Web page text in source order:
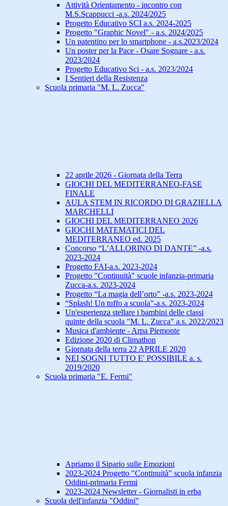
Attività Orientamento - incontro con
M.S.Scappucci -a.s. 2024/2025
Progetto Educativo SCI a.s. 2024-2025
Progetto "Graphic Novel" - a.s. 2024/2025
Un patentino per lo smartphone - a.s.2023/2024
Un poster per la Pace - Osare Sognare - a.s.
2023/2024
Progetto Educativo Sci - a.s. 2023/2024
I Sentieri della Resistenza
Scuola primaria "M. L. Zucca"
22 aprile 2026 - Giornata della Terra
GIOCHI DEL MEDITERRANEO-FASE
FINALE
AULA STEM IN RICORDO DI GRAZIELLA
MARCHELLI
GIOCHI DEL MEDITERRANEO 2026
GIOCHI MATEMATICI DEL
MEDITERRANEO ed. 2025
Concorso “L’ALLORINO DI DANTE” -a.s.
2023-2024
Progetto FAI-a.s. 2023-2024
Progetto "Continuità" scuole infanzia-primaria
Zucca-a.s. 2023-2024
Progetto “La magia dell’orto” -a.s. 2023-2024
“Splash! Un tuffo a scuola”-a.s. 2023-2024
Un'esperienza stellare i bambini delle classi
quinte della scuola "M. L. Zucca" a.s. 2022/2023
Musica d'ambiente - Arpa Piemonte
Edizione 2020 di Climathon
Giornata della terra 22 APRILE 2020
NEI SOGNI TUTTO E' POSSIBILE a. s.
2019/2020
Scuola primaria "E. Fermi"
Apriamo il Sipario sulle Emozioni
2023-2024 Progetto "Continuità" scuola infanzia
Oddini-primaria Fermi
2023-2024 Newsletter - Giornalisti in erba
Scuola dell'infanzia "Oddini"